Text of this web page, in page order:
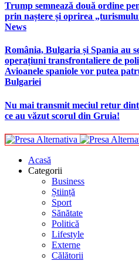
Trump semnează două ordine
prin naștere și oprirea
News
România, Bulgaria și Spania au
operațiuni transfrontaliere de
Avioanele spaniole vor putea
Bulgariei
Nu mai transmit meciul retur
ce au văzut scorul din Gruia!
Acasă
Categorii
Business
Știință
Sport
Sănătate
Politică
Lifestyle
Externe
Călătorii